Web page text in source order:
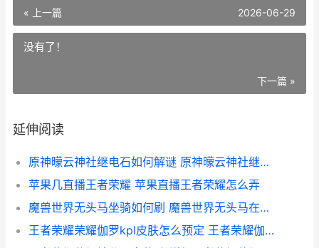
« 上一篇 2026-06-29
没有了！
下一篇 »
延伸阅读
原神曚云神社继电石如何解谜 原神曚云神社继电石解谜
苹果几直播王者荣耀 苹果直播王者荣耀怎么弄
魔兽世界无头马坐骑如何刷 魔兽世界无头马在哪刷
王者荣耀荣耀伽罗kpl皮肤怎么预定 王者荣耀伽乔图片